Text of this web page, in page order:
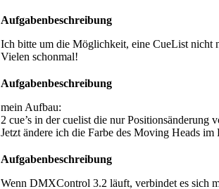
Aufgabenbeschreibung
Ich bitte um die Möglichkeit, eine CueList nicht
Vielen schonmal!
Aufgabenbeschreibung
mein Aufbau:
2 cue’s in der cuelist die nur
Jetzt ändere ich die Farbe des Moving Heads
Aufgabenbeschreibung
Wenn DMXControl 3.2 läuft, verbindet es sich